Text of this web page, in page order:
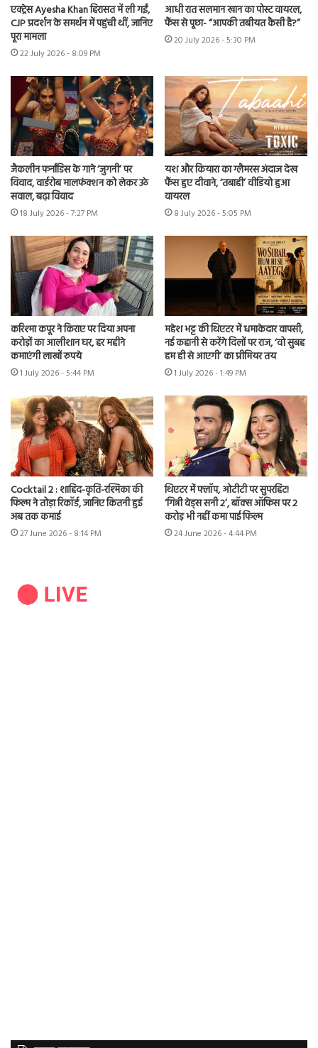
एक्ट्रेस Ayesha Khan हिरासत में ली गईं,
CJP प्रदर्शन के समर्थन में पहुंची थीं, जानिए
पूरा मामला
22 July 2026 - 8:09 PM
आधी रात सलमान खान का पोस्ट वायरल,
फैंस से पूछा- “आपकी तबीयत कैसी है?”
20 July 2026 - 5:30 PM
जैकलीन फर्नांडिस के गाने ‘जुगनी’ पर
विवाद, वार्डरोब मालफंक्शन को लेकर उठे
सवाल, बढ़ा विवाद
18 July 2026 - 7:27 PM
यश और कियारा का ग्लैमरस अंदाज देख
फैंस हुए दीवाने, ‘तबाही’ वीडियो हुआ
वायरल
8 July 2026 - 5:05 PM
करिश्मा कपूर ने किराए पर दिया अपना
करोड़ों का आलीशान घर, हर महीने
कमाएंगी लाखों रुपये
1 July 2026 - 5:44 PM
महेश भट्ट की थिएटर में धमाकेदार वापसी,
नई कहानी से करेंगे दिलों पर राज, ‘वो सुबह
हम ही से आएगी’ का प्रीमियर तय
1 July 2026 - 1:49 PM
Cocktail 2 : शाहिद-कृति-रश्मिका की
फिल्म ने तोड़ा रिकॉर्ड, जानिए कितनी हुई
अब तक कमाई
27 June 2026 - 8:14 PM
थिएटर में फ्लॉप, ओटीटी पर सुपरहिट!
‘गिन्नी वेड्स सनी 2’, बॉक्स ऑफिस पर 2
करोड़ भी नहीं कमा पाई फिल्म
24 June 2026 - 4:44 PM